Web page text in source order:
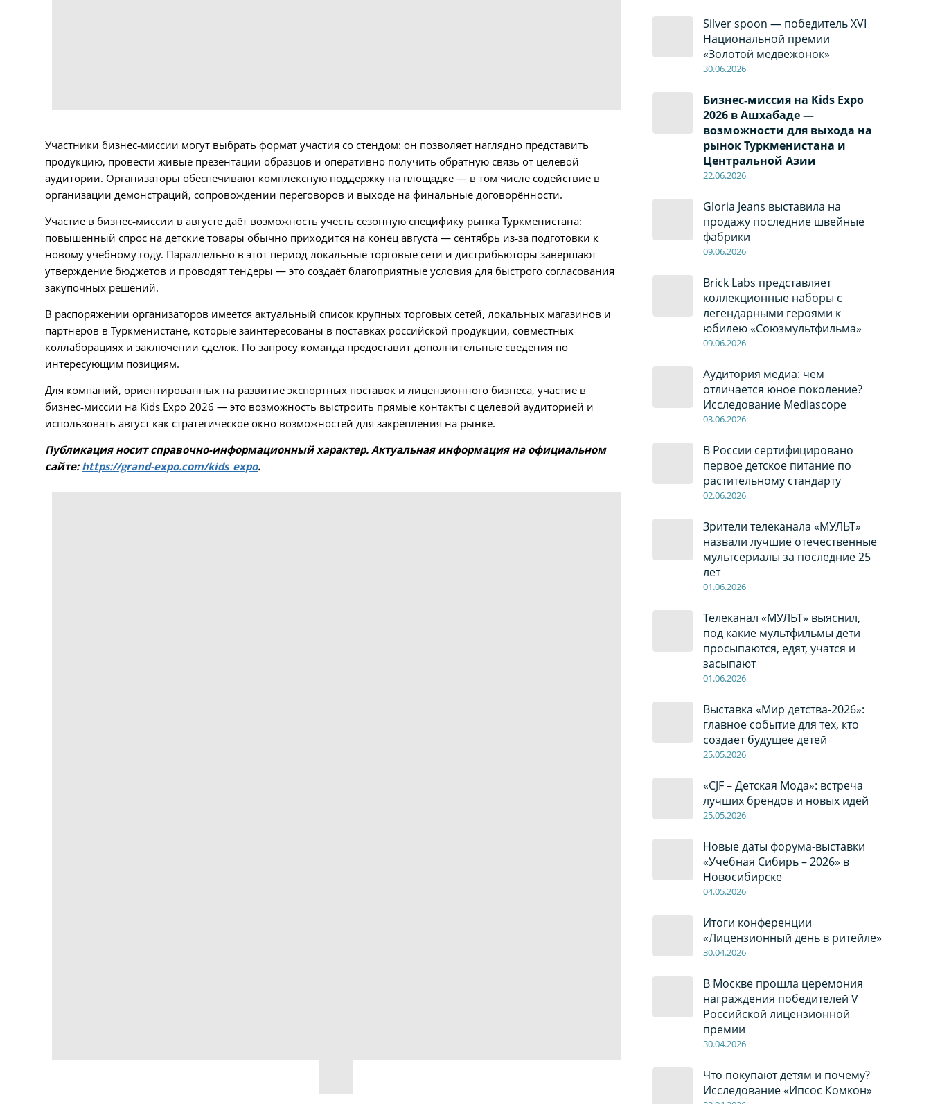
Silver spoon — победитель XVI
Национальной премии
«Золотой медвежонок»
30.06.2026
Бизнес‑миссия на Kids Expo
2026 в Ашхабаде —
возможности для выхода на
рынок Туркменистана и
Центральной Азии
22.06.2026
Gloria Jeans выставила на
продажу последние швейные
фабрики
09.06.2026
Brick Labs представляет
коллекционные наборы с
легендарными героями к
юбилею «Союзмультфильма»
09.06.2026
Аудитория медиа: чем
отличается юное поколение?
Исследование Mediascope
03.06.2026
В России сертифицировано
первое детское питание по
растительному стандарту
02.06.2026
Зрители телеканала «МУЛЬТ»
назвали лучшие отечественные
мультсериалы за последние 25
лет
01.06.2026
Телеканал «МУЛЬТ» выяснил,
под какие мультфильмы дети
просыпаются, едят, учатся и
засыпают
01.06.2026
Выставка «Мир детства-2026»:
главное событие для тех, кто
создает будущее детей
25.05.2026
«CJF – Детская Мода»: встреча
лучших брендов и новых идей
25.05.2026
Новые даты форума-выставки
«Учебная Сибирь – 2026» в
Новосибирске
04.05.2026
Итоги конференции
«Лицензионный день в ритейле»
30.04.2026
В Москве прошла церемония
награждения победителей V
Российской лицензионной
премии
30.04.2026
Что покупают детям и почему?
Исследование «Ипсос Комкон»
Участники бизнес‑миссии могут выбрать формат участия со стендом: он позволяет наглядно представить
продукцию, провести живые презентации образцов и оперативно получить обратную связь от целевой
аудитории. Организаторы обеспечивают комплексную поддержку на площадке — в том числе содействие в
организации демонстраций, сопровождении переговоров и выходе на финальные договорённости.
Участие в бизнес‑миссии в августе даёт возможность учесть сезонную специфику рынка Туркменистана:
повышенный спрос на детские товары обычно приходится на конец августа — сентябрь из‑за подготовки к
новому учебному году. Параллельно в этот период локальные торговые сети и дистрибьюторы завершают
утверждение бюджетов и проводят тендеры — это создаёт благоприятные условия для быстрого согласования
закупочных решений.
В распоряжении организаторов имеется актуальный список крупных торговых сетей, локальных магазинов и
партнёров в Туркменистане, которые заинтересованы в поставках российской продукции, совместных
коллаборациях и заключении сделок. По запросу команда предоставит дополнительные сведения по
интересующим позициям.
Для компаний, ориентированных на развитие экспортных поставок и лицензионного бизнеса, участие в
бизнес‑миссии на Kids Expo 2026 — это возможность выстроить прямые контакты с целевой аудиторией и
использовать август как стратегическое окно возможностей для закрепления на рынке.
Публикация носит справочно-информационный характер. Актуальная информация на официальном
сайте:https://grand-expo.com/kids_expo.